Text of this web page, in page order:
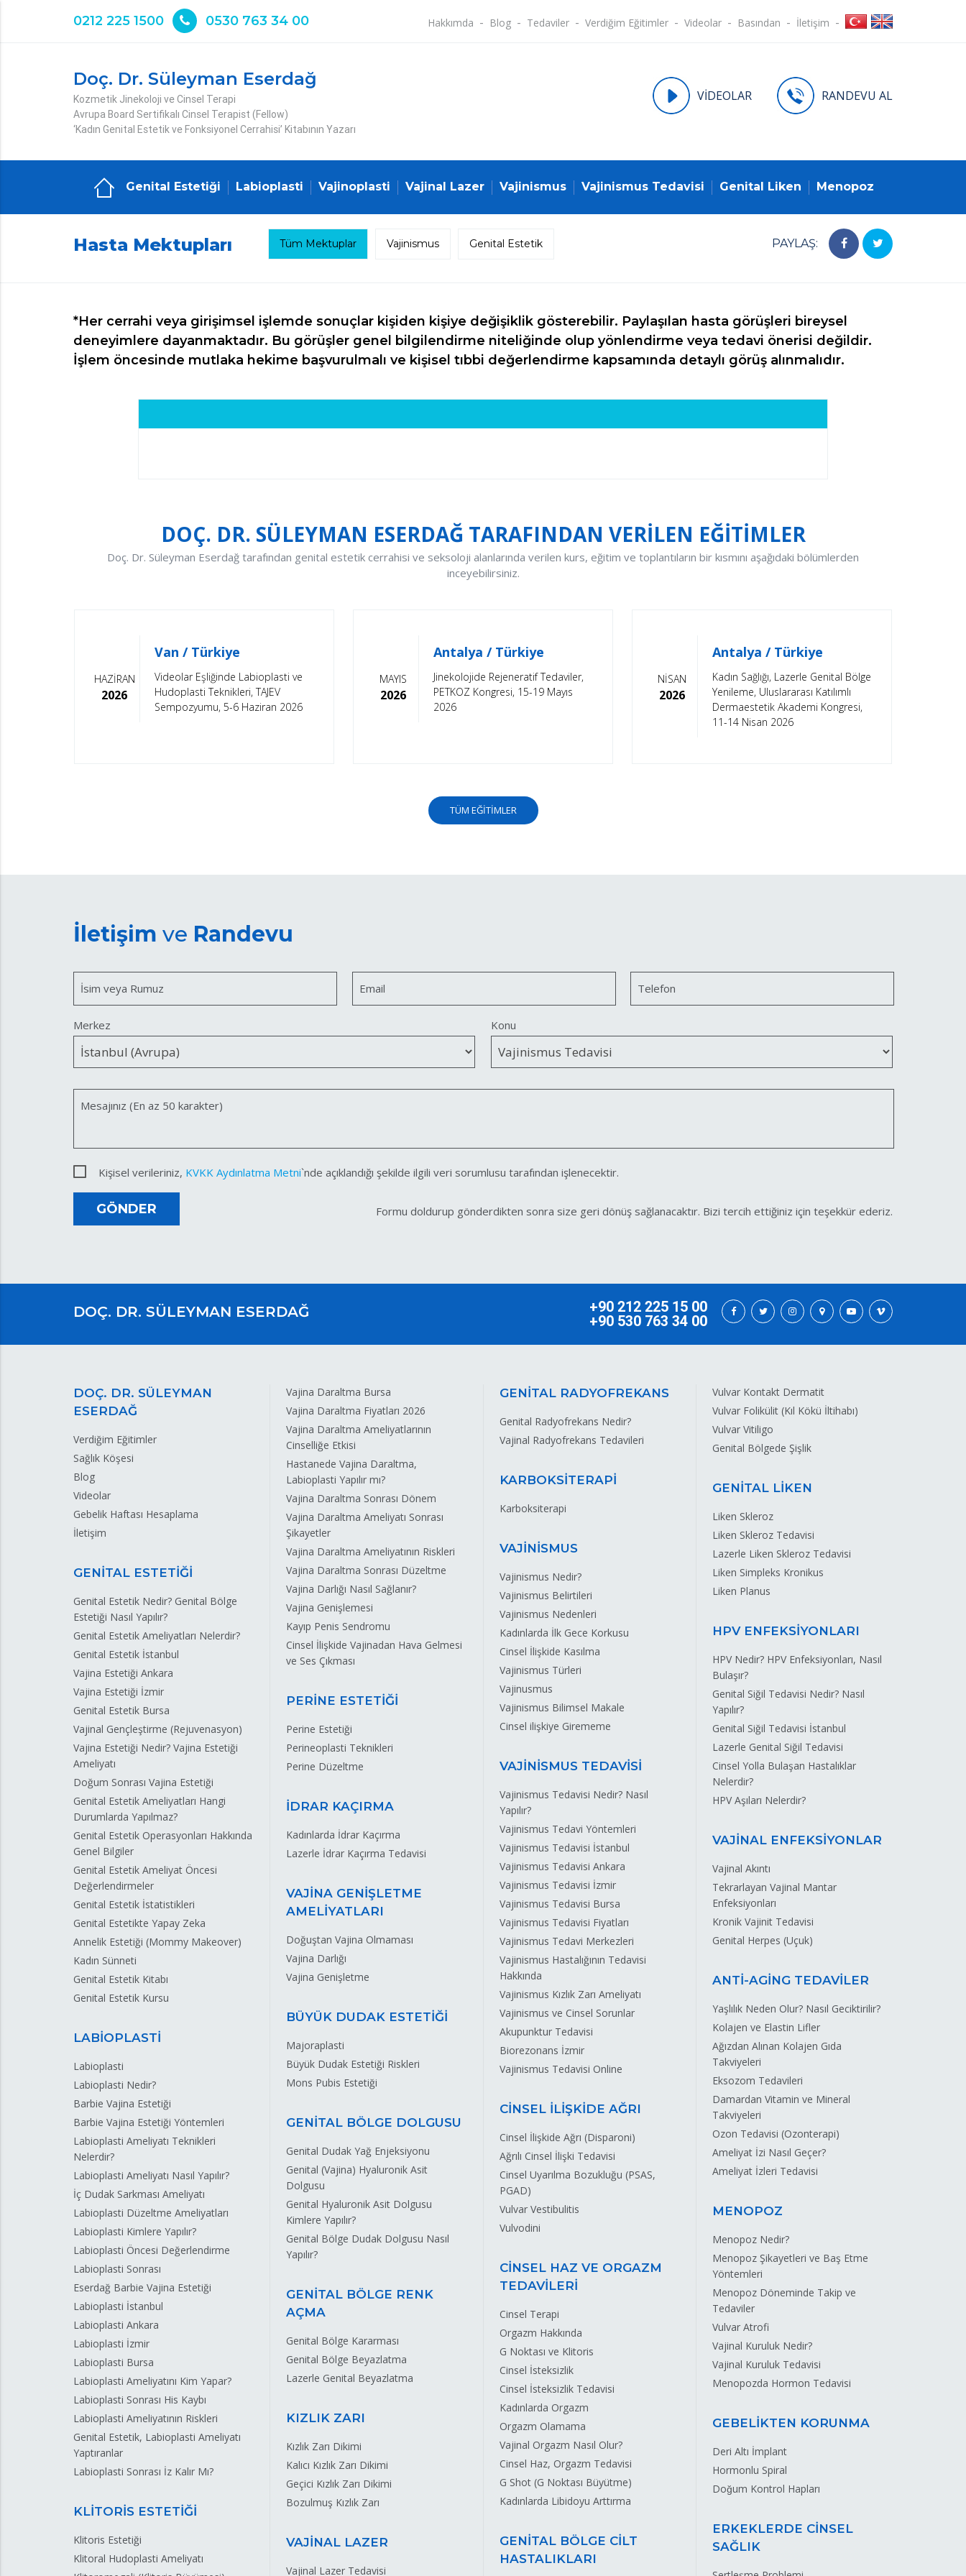
0212 225 1500 0530 763 34 00 Hakkımda Blog Tedaviler Verdiğim Eğitimler Videolar Basından İletişim
Doç. Dr. Süleyman Eserdağ
Kozmetik Jinekoloji ve Cinsel Terapi
Avrupa Board Sertifikalı Cinsel Terapist (Fellow)
‘Kadın Genital Estetik ve Fonksiyonel Cerrahisi’ Kitabının Yazarı
VİDEOLAR RANDEVU AL
Genital Estetiği Labioplasti Vajinoplasti Vajinal Lazer Vajinismus Vajinismus Tedavisi Genital Liken Menopoz
PAYLAŞ:
Hasta Mektupları Tüm Mektuplar Vajinismus Genital Estetik
*Her cerrahi veya girişimsel işlemde sonuçlar kişiden kişiye değişiklik gösterebilir. Paylaşılan hasta görüşleri bireysel
deneyimlere dayanmaktadır. Bu görüşler genel bilgilendirme niteliğinde olup yönlendirme veya tedavi önerisi değildir.
İşlem öncesinde mutlaka hekime başvurulmalı ve kişisel tıbbi değerlendirme kapsamında detaylı görüş alınmalıdır.
DOÇ. DR. SÜLEYMAN ESERDAĞ TARAFINDAN VERİLEN EĞİTİMLER
Doç. Dr. Süleyman Eserdağ tarafından genital estetik cerrahisi ve seksoloji alanlarında verilen kurs, eğitim ve toplantıların bir kısmını aşağıdaki bölümlerden
inceyebilirsiniz.
HAZİRAN
2026
Van / Türkiye
Videolar Eşliğinde Labioplasti ve
Hudoplasti Teknikleri, TAJEV
Sempozyumu, 5-6 Haziran 2026
MAYIS
2026
Antalya / Türkiye
Jinekolojide Rejeneratif Tedaviler,
PETKOZ Kongresi, 15-19 Mayıs
2026
NİSAN
2026
Antalya / Türkiye
Kadın Sağlığı, Lazerle Genital Bölge
Yenileme, Uluslararası Katılımlı
Dermaestetik Akademi Kongresi,
11-14 Nisan 2026
TÜM EĞİTİMLER
İletişim ve Randevu
İsim veya Rumuz Email Telefon
Merkez Konu
Mesajınız (En az 50 karakter)
Kişisel verileriniz, KVKK Aydınlatma Metni`nde açıklandığı şekilde ilgili veri sorumlusu tarafından işlenecektir.
Formu doldurup gönderdikten sonra size geri dönüş sağlanacaktır. Bizi tercih ettiğiniz için teşekkür ederiz.
GÖNDER
DOÇ. DR. SÜLEYMAN ESERDAĞ
+90 212 225 15 00
+90 530 763 34 00
DOÇ. DR. SÜLEYMAN
ESERDAĞ
Verdiğim Eğitimler
Sağlık Köşesi
Blog
Videolar
Gebelik Haftası Hesaplama
İletişim
GENİTAL ESTETİĞİ
Genital Estetik Nedir? Genital Bölge
Estetiği Nasıl Yapılır?
Genital Estetik Ameliyatları Nelerdir?
Genital Estetik İstanbul
Vajina Estetiği Ankara
Vajina Estetiği İzmir
Genital Estetik Bursa
Vajinal Gençleştirme (Rejuvenasyon)
Vajina Estetiği Nedir? Vajina Estetiği
Ameliyatı
Doğum Sonrası Vajina Estetiği
Genital Estetik Ameliyatları Hangi
Durumlarda Yapılmaz?
Genital Estetik Operasyonları Hakkında
Genel Bilgiler
Genital Estetik Ameliyat Öncesi
Değerlendirmeler
Genital Estetik İstatistikleri
Genital Estetikte Yapay Zeka
Annelik Estetiği (Mommy Makeover)
Kadın Sünneti
Genital Estetik Kitabı
Genital Estetik Kursu
LABİOPLASTİ
Labioplasti
Labioplasti Nedir?
Barbie Vajina Estetiği
Barbie Vajina Estetiği Yöntemleri
Labioplasti Ameliyatı Teknikleri
Nelerdir?
Labioplasti Ameliyatı Nasıl Yapılır?
İç Dudak Sarkması Ameliyatı
Labioplasti Düzeltme Ameliyatları
Labioplasti Kimlere Yapılır?
Labioplasti Öncesi Değerlendirme
Labioplasti Sonrası
Eserdağ Barbie Vajina Estetiği
Labioplasti İstanbul
Labioplasti Ankara
Labioplasti İzmir
Labioplasti Bursa
Labioplasti Ameliyatını Kim Yapar?
Labioplasti Sonrası His Kaybı
Labioplasti Ameliyatının Riskleri
Genital Estetik, Labioplasti Ameliyatı
Yaptıranlar
Labioplasti Sonrası İz Kalır Mı?
KLİTORİS ESTETİĞİ
Klitoris Estetiği
Klitoral Hudoplasti Ameliyatı
Vajina Daraltma Bursa
Vajina Daraltma Fiyatları 2026
Vajina Daraltma Ameliyatlarının
Cinselliğe Etkisi
Hastanede Vajina Daraltma,
Labioplasti Yapılır mı?
Vajina Daraltma Sonrası Dönem
Vajina Daraltma Ameliyatı Sonrası
Şikayetler
Vajina Daraltma Ameliyatının Riskleri
Vajina Daraltma Sonrası Düzeltme
Vajina Darlığı Nasıl Sağlanır?
Vajina Genişlemesi
Kayıp Penis Sendromu
Cinsel İlişkide Vajinadan Hava Gelmesi
ve Ses Çıkması
PERİNE ESTETİĞİ
Perine Estetiği
Perineoplasti Teknikleri
Perine Düzeltme
İDRAR KAÇIRMA
Kadınlarda İdrar Kaçırma
Lazerle İdrar Kaçırma Tedavisi
VAJİNA GENİŞLETME
AMELİYATLARI
Doğuştan Vajina Olmaması
Vajina Darlığı
Vajina Genişletme
BÜYÜK DUDAK ESTETİĞİ
Majoraplasti
Büyük Dudak Estetiği Riskleri
Mons Pubis Estetiği
GENİTAL BÖLGE DOLGUSU
Genital Dudak Yağ Enjeksiyonu
Genital (Vajina) Hyaluronik Asit
Dolgusu
Genital Hyaluronik Asit Dolgusu
Kimlere Yapılır?
Genital Bölge Dudak Dolgusu Nasıl
Yapılır?
GENİTAL BÖLGE RENK
AÇMA
Genital Bölge Kararması
Genital Bölge Beyazlatma
Lazerle Genital Beyazlatma
KIZLIK ZARI
Kızlık Zarı Dikimi
Kalıcı Kızlık Zarı Dikimi
Geçici Kızlık Zarı Dikimi
Bozulmuş Kızlık Zarı
VAJİNAL LAZER
Vajinal Lazer Tedavisi
GENİTAL RADYOFREKANS
Genital Radyofrekans Nedir?
Vajinal Radyofrekans Tedavileri
KARBOKSİTERAPİ
Karboksiterapi
VAJİNİSMUS
Vajinismus Nedir?
Vajinismus Belirtileri
Vajinismus Nedenleri
Kadınlarda İlk Gece Korkusu
Cinsel İlişkide Kasılma
Vajinismus Türleri
Vajinusmus
Vajinismus Bilimsel Makale
Cinsel ilişkiye Girememe
VAJİNİSMUS TEDAVİSİ
Vajinismus Tedavisi Nedir? Nasıl
Yapılır?
Vajinismus Tedavi Yöntemleri
Vajinismus Tedavisi İstanbul
Vajinismus Tedavisi Ankara
Vajinismus Tedavisi İzmir
Vajinismus Tedavisi Bursa
Vajinismus Tedavisi Fiyatları
Vajinismus Tedavi Merkezleri
Vajinismus Hastalığının Tedavisi
Hakkında
Vajinismus Kızlık Zarı Ameliyatı
Vajinismus ve Cinsel Sorunlar
Akupunktur Tedavisi
Biorezonans İzmir
Vajinismus Tedavisi Online
CİNSEL İLİŞKİDE AĞRI
Cinsel İlişkide Ağrı (Disparoni)
Ağrılı Cinsel İlişki Tedavisi
Cinsel Uyarılma Bozukluğu (PSAS,
PGAD)
Vulvar Vestibulitis
Vulvodini
CİNSEL HAZ VE ORGAZM
TEDAVİLERİ
Cinsel Terapi
Orgazm Hakkında
G Noktası ve Klitoris
Cinsel İsteksizlik
Cinsel İsteksizlik Tedavisi
Kadınlarda Orgazm
Orgazm Olamama
Vajinal Orgazm Nasıl Olur?
Cinsel Haz, Orgazm Tedavisi
G Shot (G Noktası Büyütme)
Kadınlarda Libidoyu Arttırma
GENİTAL BÖLGE CİLT
HASTALIKLARI
Vulvar Kontakt Dermatit
Vulvar Folikülit (Kıl Kökü İltihabı)
Vulvar Vitiligo
Genital Bölgede Şişlik
GENİTAL LİKEN
Liken Skleroz
Liken Skleroz Tedavisi
Lazerle Liken Skleroz Tedavisi
Liken Simpleks Kronikus
Liken Planus
HPV ENFEKSİYONLARI
HPV Nedir? HPV Enfeksiyonları, Nasıl
Bulaşır?
Genital Siğil Tedavisi Nedir? Nasıl
Yapılır?
Genital Siğil Tedavisi İstanbul
Lazerle Genital Siğil Tedavisi
Cinsel Yolla Bulaşan Hastalıklar
Nelerdir?
HPV Aşıları Nelerdir?
VAJİNAL ENFEKSİYONLAR
Vajinal Akıntı
Tekrarlayan Vajinal Mantar
Enfeksiyonları
Kronik Vajinit Tedavisi
Genital Herpes (Uçuk)
ANTİ-AGİNG TEDAVİLER
Yaşlılık Neden Olur? Nasıl Geciktirilir?
Kolajen ve Elastin Lifler
Ağızdan Alınan Kolajen Gıda
Takviyeleri
Eksozom Tedavileri
Damardan Vitamin ve Mineral
Takviyeleri
Ozon Tedavisi (Ozonterapi)
Ameliyat İzi Nasıl Geçer?
Ameliyat İzleri Tedavisi
MENOPOZ
Menopoz Nedir?
Menopoz Şikayetleri ve Baş Etme
Yöntemleri
Menopoz Döneminde Takip ve
Tedaviler
Vulvar Atrofi
Vajinal Kuruluk Nedir?
Vajinal Kuruluk Tedavisi
Menopozda Hormon Tedavisi
GEBELİKTEN KORUNMA
Deri Altı İmplant
Hormonlu Spiral
Doğum Kontrol Hapları
ERKEKLERDE CİNSEL
SAĞLIK